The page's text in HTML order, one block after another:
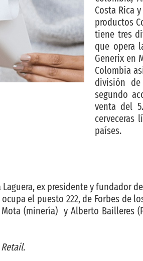
Costa Rica
productos
tiene tres
que opera
Generix en
Colombia
división
segundo
venta del
cerveceras
países.
Laguera, ex presidente y fundador
el puesto 222, de Forbes
(minería) y Alberto Bailleres